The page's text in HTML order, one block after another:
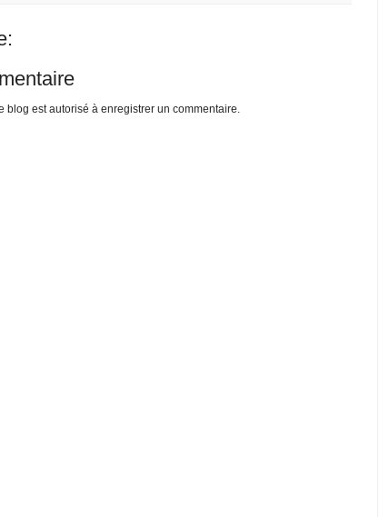
blog est autorisé à enregistrer un commentaire.